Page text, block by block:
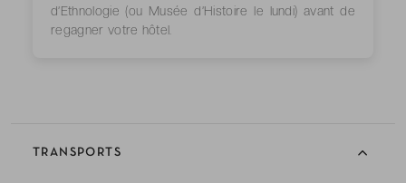
d’Ethnologie (ou Musée d’Histoire le lundi) avant de
regagner votre hôtel.
TRANSPORTS